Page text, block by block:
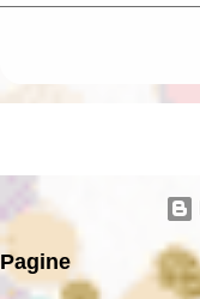
Pagine